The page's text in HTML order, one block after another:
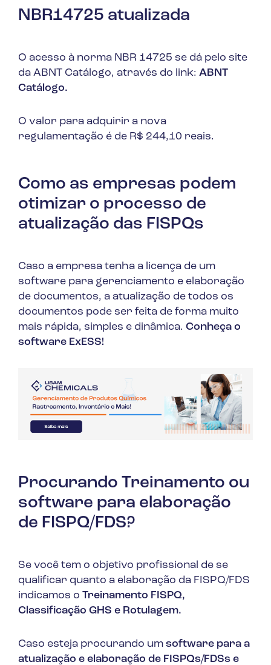
NBR14725 atualizada
O acesso à norma NBR 14725 se dá pelo site
da ABNT Catálogo, através do link: ABNT
Catálogo.
O valor para adquirir a nova
regulamentação é de R$ 244,10 reais.
Como as empresas podem
otimizar o processo de
atualização das FISPQs
Caso a empresa tenha a licença de um
software para gerenciamento e elaboração
de documentos, a atualização de todos os
documentos pode ser feita de forma muito
mais rápida, simples e dinâmica. Conheça o
software ExESS!
Procurando Treinamento ou
software para elaboração
de FISPQ/FDS?
Se você tem o objetivo profissional de se
qualificar quanto a elaboração da FISPQ/FDS
indicamos o Treinamento FISPQ,
Classificação GHS e Rotulagem.
Caso esteja procurando um software para a
atualização e elaboração de FISPQs/FDSs e